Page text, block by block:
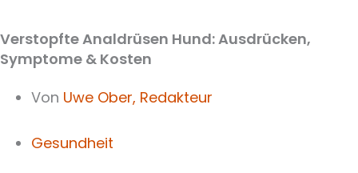
Verstopfte Analdrüsen Hund: Ausdrücken,
Symptome & Kosten
Von Uwe Ober, Redakteur
Gesundheit